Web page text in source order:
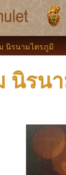
นิรนามไตรภูมิ
นิรน